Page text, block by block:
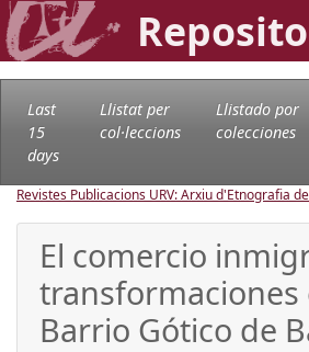
Last
15
days
Llistat per
col·leccions
Llistado por
colecciones
Revistes Publicacions URV: Arxiu d'Etnografia
El comercio
transformaciones
Barrio Gótico de